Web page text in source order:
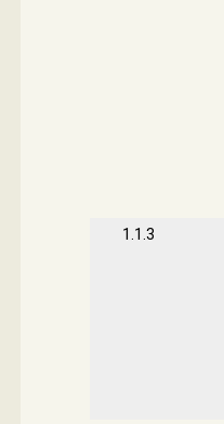
1.1.3